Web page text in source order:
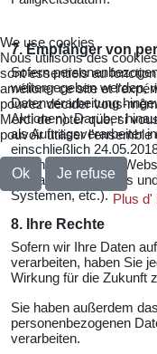
7. Empfänger von
Sofern
weitergegeben werden,
Datenverarbeitung
Aktionen). Darüber
als Auftragsverarbeiter
einschließlich
Webhosting dieser
Versand von E-Mails
Systemen, etc.).
8. Ihre Rechte
Sofern wir Ihre Daten
verarbeiten, haben Sie
Wirkung für die Zukunft
Sie haben außerdem
personenbezogenen
verarbeiten.
We use cookies
Nous utilisons des
sont essentiels au
améliorer ce site et
pouvez décider vous-
Merci de noter que, si
pouvoir utiliser
Ok
Je refuse
Plus d'